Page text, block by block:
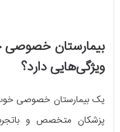
بیمارستان
ویژگی‌هایی دارد؟
یک بیمارستان خصوصی خوب
پزشکان متخصص و